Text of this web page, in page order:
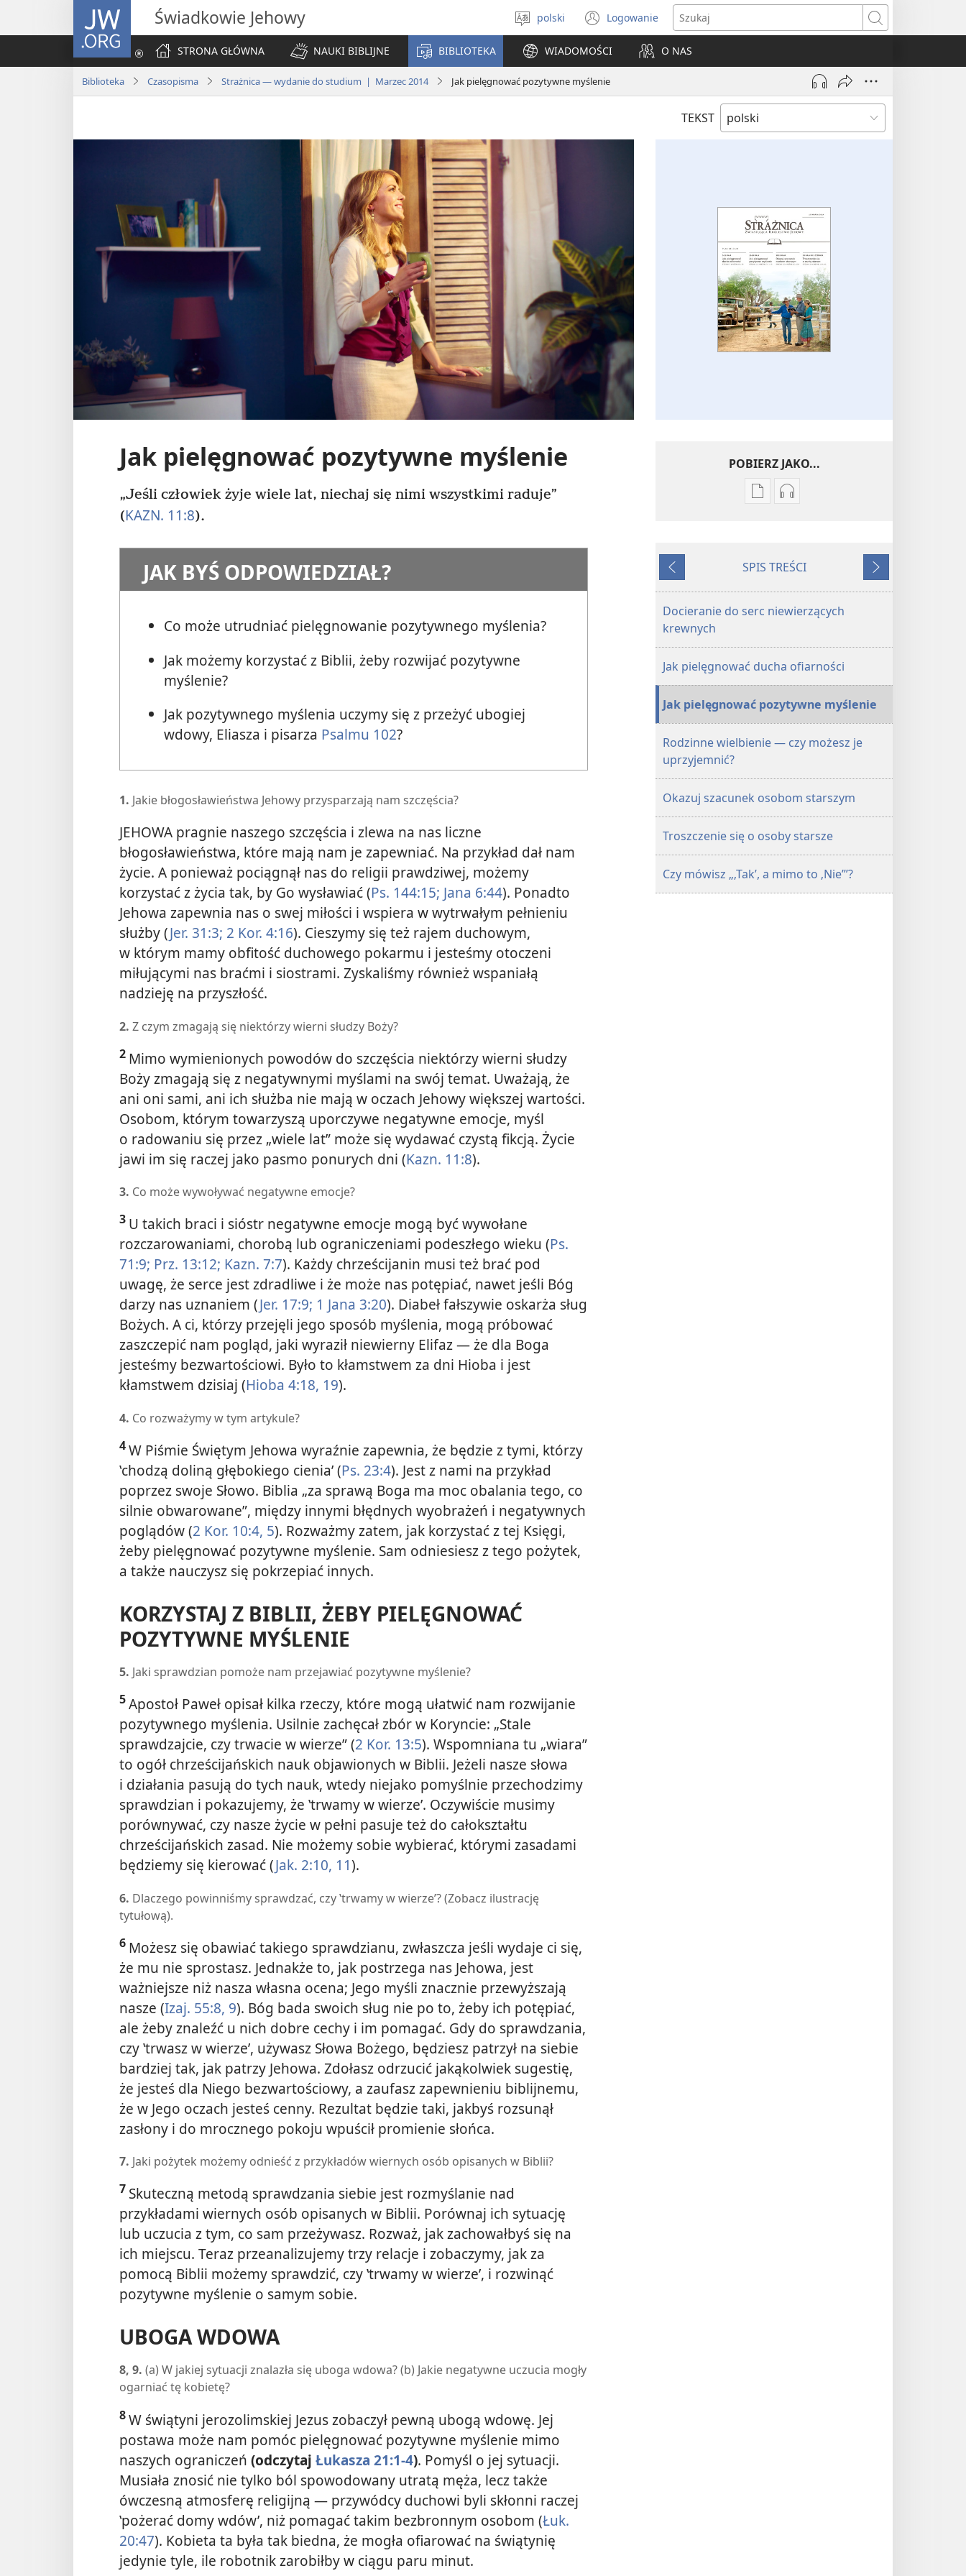
JW.ORG Świadkowie Jehowy
Wybór
języka
polski Logowanie
(opens
new
window)
Szukaj
STRONA GŁÓWNA
NAUKI BIBLIJNE BIBLIOTEKA WIADOMOŚCI O NAS
Biblioteka Czasopisma Strażnica — wydanie do studium | Marzec 2014 Jak pielęgnować pozytywne myślenie
TEKST
Jak pielęgnować pozytywne myślenie
„Jeśli człowiek żyje wiele lat, niechaj się nimi wszystkimi raduje”
(KAZN. 11:8).
JAK BYŚ ODPOWIEDZIAŁ?
Co może utrudniać pielęgnowanie pozytywnego myślenia?
Jak możemy korzystać z Biblii, żeby rozwijać pozytywne
myślenie?
Jak pozytywnego myślenia uczymy się z przeżyć ubogiej
wdowy, Eliasza i pisarza Psalmu 102?
1. Jakie błogosławieństwa Jehowy przysparzają nam szczęścia?
JEHOWA pragnie naszego szczęścia i zlewa na nas liczne
błogosławieństwa, które mają nam je zapewniać. Na przykład dał nam
życie. A ponieważ pociągnął nas do religii prawdziwej, możemy
korzystać z życia tak, by Go wysławiać (Ps. 144:15; Jana 6:44). Ponadto
Jehowa zapewnia nas o swej miłości i wspiera w wytrwałym pełnieniu
służby (Jer. 31:3; 2 Kor. 4:16). Cieszymy się też rajem duchowym,
w którym mamy obfitość duchowego pokarmu i jesteśmy otoczeni
miłującymi nas braćmi i siostrami. Zyskaliśmy również wspaniałą
nadzieję na przyszłość.
2. Z czym zmagają się niektórzy wierni słudzy Boży?
2 Mimo wymienionych powodów do szczęścia niektórzy wierni słudzy
Boży zmagają się z negatywnymi myślami na swój temat. Uważają, że
ani oni sami, ani ich służba nie mają w oczach Jehowy większej wartości.
Osobom, którym towarzyszą uporczywe negatywne emocje, myśl
o radowaniu się przez „wiele lat” może się wydawać czystą fikcją. Życie
jawi im się raczej jako pasmo ponurych dni (Kazn. 11:8).
3. Co może wywoływać negatywne emocje?
3 U takich braci i sióstr negatywne emocje mogą być wywołane
rozczarowaniami, chorobą lub ograniczeniami podeszłego wieku (Ps.
71:9; Prz. 13:12; Kazn. 7:7). Każdy chrześcijanin musi też brać pod
uwagę, że serce jest zdradliwe i że może nas potępiać, nawet jeśli Bóg
darzy nas uznaniem (Jer. 17:9; 1 Jana 3:20). Diabeł fałszywie oskarża sług
Bożych. A ci, którzy przejęli jego sposób myślenia, mogą próbować
zaszczepić nam pogląd, jaki wyraził niewierny Elifaz — że dla Boga
jesteśmy bezwartościowi. Było to kłamstwem za dni Hioba i jest
kłamstwem dzisiaj (Hioba 4:18, 19).
4. Co rozważymy w tym artykule?
4W Piśmie Świętym Jehowa wyraźnie zapewnia, że będzie z tymi, którzy
‛chodzą doliną głębokiego cienia’ (Ps. 23:4). Jest z nami na przykład
poprzez swoje Słowo. Biblia „za sprawą Boga ma moc obalania tego, co
silnie obwarowane”, między innymi błędnych wyobrażeń i negatywnych
poglądów (2 Kor. 10:4, 5). Rozważmy zatem, jak korzystać z tej Księgi,
żeby pielęgnować pozytywne myślenie. Sam odniesiesz z tego pożytek,
a także nauczysz się pokrzepiać innych.
KORZYSTAJ Z BIBLII, ŻEBY PIELĘGNOWAĆ
POZYTYWNE MYŚLENIE
5. Jaki sprawdzian pomoże nam przejawiać pozytywne myślenie?
5Apostoł Paweł opisał kilka rzeczy, które mogą ułatwić nam rozwijanie
pozytywnego myślenia. Usilnie zachęcał zbór w Koryncie: „Stale
sprawdzajcie, czy trwacie w wierze” (2 Kor. 13:5). Wspomniana tu „wiara”
to ogół chrześcijańskich nauk objawionych w Biblii. Jeżeli nasze słowa
i działania pasują do tych nauk, wtedy niejako pomyślnie przechodzimy
sprawdzian i pokazujemy, że ‛trwamy w wierze’. Oczywiście musimy
porównywać, czy nasze życie w pełni pasuje też do całokształtu
chrześcijańskich zasad. Nie możemy sobie wybierać, którymi zasadami
będziemy się kierować (Jak. 2:10, 11).
6. Dlaczego powinniśmy sprawdzać, czy ‛trwamy w wierze’? (Zobacz ilustrację
tytułową).
6 Możesz się obawiać takiego sprawdzianu, zwłaszcza jeśli wydaje ci się,
że mu nie sprostasz. Jednakże to, jak postrzega nas Jehowa, jest
ważniejsze niż nasza własna ocena; Jego myśli znacznie przewyższają
nasze (Izaj. 55:8, 9). Bóg bada swoich sług nie po to, żeby ich potępiać,
ale żeby znaleźć u nich dobre cechy i im pomagać. Gdy do sprawdzania,
czy ‛trwasz w wierze’, używasz Słowa Bożego, będziesz patrzył na siebie
bardziej tak, jak patrzy Jehowa. Zdołasz odrzucić jakąkolwiek sugestię,
że jesteś dla Niego bezwartościowy, a zaufasz zapewnieniu biblijnemu,
że w Jego oczach jesteś cenny. Rezultat będzie taki, jakbyś rozsunął
zasłony i do mrocznego pokoju wpuścił promienie słońca.
7. Jaki pożytek możemy odnieść z przykładów wiernych osób opisanych w Biblii?
7 Skuteczną metodą sprawdzania siebie jest rozmyślanie nad
przykładami wiernych osób opisanych w Biblii. Porównaj ich sytuację
lub uczucia z tym, co sam przeżywasz. Rozważ, jak zachowałbyś się na
ich miejscu. Teraz przeanalizujemy trzy relacje i zobaczymy, jak za
pomocą Biblii możemy sprawdzić, czy ‛trwamy w wierze’, i rozwinąć
pozytywne myślenie o samym sobie.
UBOGA WDOWA
8, 9. (a) W jakiej sytuacji znalazła się uboga wdowa? (b) Jakie negatywne uczucia mogły
ogarniać tę kobietę?
8W świątyni jerozolimskiej Jezus zobaczył pewną ubogą wdowę. Jej
postawa może nam pomóc pielęgnować pozytywne myślenie mimo
naszych ograniczeń (odczytaj Łukasza 21:1-4). Pomyśl o jej sytuacji.
Musiała znosić nie tylko ból spowodowany utratą męża, lecz także
ówczesną atmosferę religijną — przywódcy duchowi byli skłonni raczej
‛pożerać domy wdów’, niż pomagać takim bezbronnym osobom (Łuk.
20:47). Kobieta ta była tak biedna, że mogła ofiarować na świątynię
jedynie tyle, ile robotnik zarobiłby w ciągu paru minut.
POBIERZ JAKO...
Ustawienia
STRAŻNICA
WYDANIE
DO
Ustawienia
STRAŻNICA
WYDANIE
DO
Wstecz
SPIS TREŚCI
Dalej
Docieranie do serc niewierzących
krewnych
Jak pielęgnować ducha ofiarności
Jak pielęgnować pozytywne myślenie
Rodzinne wielbienie — czy możesz je
uprzyjemnić?
Okazuj szacunek osobom starszym
Troszczenie się o osoby starsze
Czy mówisz „‚Tak’, a mimo to ‚Nie’”?